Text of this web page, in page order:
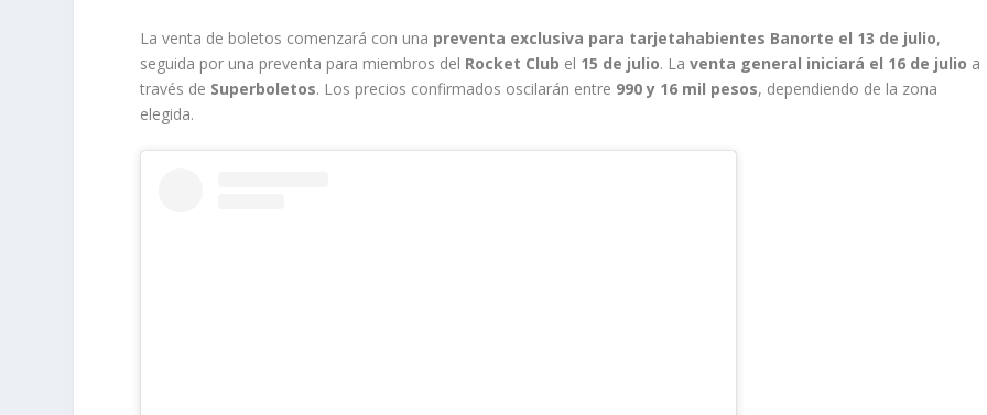
La venta de boletos comenzará con una preventa exclusiva para tarjetahabientes Banorte el 13 de julio,
seguida por una preventa para miembros del Rocket Club el 15 de julio. Laventa general iniciará el 16 de julio a
través de Superboletos. Los precios confirmados oscilarán entre 990 y 16 mil pesos, dependiendo de la zona
elegida.